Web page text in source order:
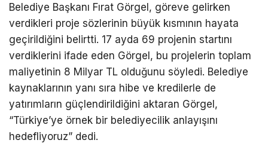
Belediye Başkanı Fırat Görgel, göreve gelirken
verdikleri proje sözlerinin büyük kısmının hayata
geçirildiğini belirtti. 17 ayda 69 projenin startını
verdiklerini ifade eden Görgel, bu projelerin toplam
maliyetinin 8 Milyar TL olduğunu söyledi. Belediye
kaynaklarının yanı sıra hibe ve kredilerle de
yatırımların güçlendirildiğini aktaran Görgel,
“Türkiye’ye örnek bir belediyecilik anlayışını
hedefliyoruz” dedi.